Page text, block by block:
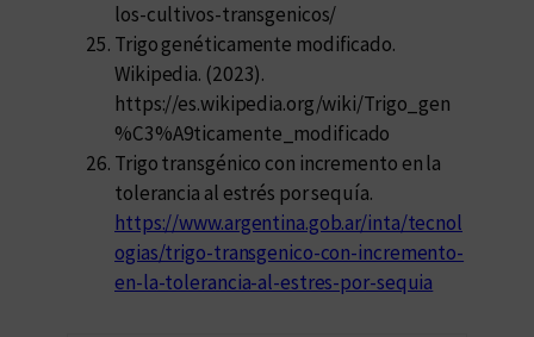
los-cultivos-transgenicos/
Trigo genéticamente modificado.
Wikipedia. (2023).
https://es.wikipedia.org/wiki/Trigo_gen
%C3%A9ticamente_modificado
Trigo transgénico con incremento en la
tolerancia al estrés por sequía.
https://www.argentina.gob.ar/inta/tecnol
ogias/trigo-transgenico-con-incremento-
en-la-tolerancia-al-estres-por-sequia